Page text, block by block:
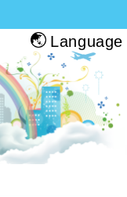
る人・地元の人がホッと
Language